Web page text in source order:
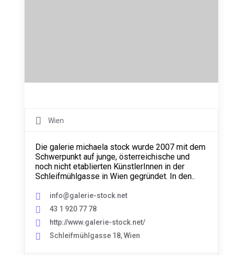
Wien
Die galerie michaela stock wurde 2007 mit dem
Schwerpunkt auf junge, österreichische und
noch nicht etablierten KünstlerInnen in der
Schleifmühlgasse in Wien gegründet. In den..
info@galerie-stock.net
43 1 920 77 78
http://www.galerie-stock.net/
Schleifmühlgasse 18, Wien